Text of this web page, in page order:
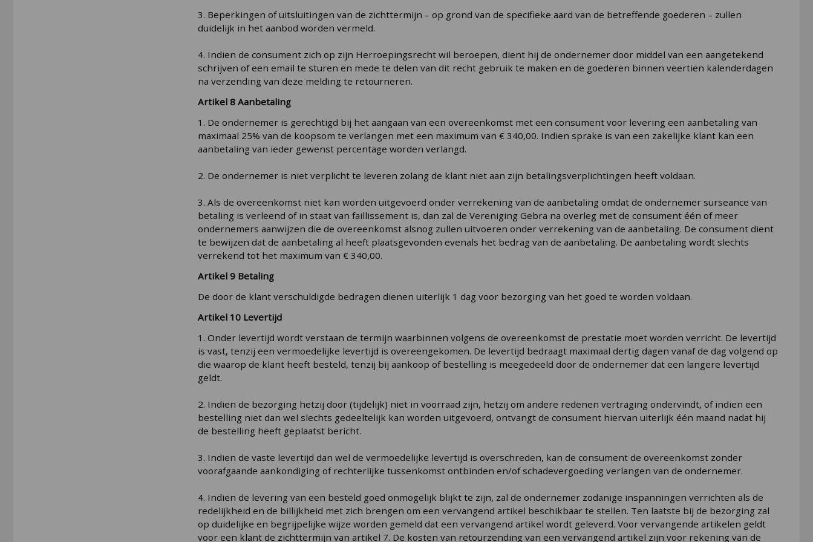
3. Beperkingen of uitsluitingen van de zichttermijn – op grond van de specifieke aard van de betreffende goederen – zullen
duidelijk in het aanbod worden vermeld.
4. Indien de consument zich op zijn Herroepingsrecht wil beroepen, dient hij de ondernemer door middel van een aangetekend
schrijven of een email te sturen en mede te delen van dit recht gebruik te maken en de goederen binnen veertien kalenderdagen
na verzending van deze melding te retourneren.
Artikel 8 Aanbetaling
1. De ondernemer is gerechtigd bij het aangaan van een overeenkomst met een consument voor levering een aanbetaling van
maximaal 25% van de koopsom te verlangen met een maximum van € 340,00. Indien sprake is van een zakelijke klant kan een
aanbetaling van ieder gewenst percentage worden verlangd.
2. De ondernemer is niet verplicht te leveren zolang de klant niet aan zijn betalingsverplichtingen heeft voldaan.
3. Als de overeenkomst niet kan worden uitgevoerd onder verrekening van de aanbetaling omdat de ondernemer surseance van
betaling is verleend of in staat van faillissement is, dan zal de Vereniging Gebra na overleg met de consument één of meer
ondernemers aanwijzen die de overeenkomst alsnog zullen uitvoeren onder verrekening van de aanbetaling. De consument dient
te bewijzen dat de aanbetaling al heeft plaatsgevonden evenals het bedrag van de aanbetaling. De aanbetaling wordt slechts
verrekend tot het maximum van € 340,00.
Artikel 9 Betaling
De door de klant verschuldigde bedragen dienen uiterlijk 1 dag voor bezorging van het goed te worden voldaan.
Artikel 10 Levertijd
1. Onder levertijd wordt verstaan de termijn waarbinnen volgens de overeenkomst de prestatie moet worden verricht. De levertijd
is vast, tenzij een vermoedelijke levertijd is overeengekomen. De levertijd bedraagt maximaal dertig dagen vanaf de dag volgend op
die waarop de klant heeft besteld, tenzij bij aankoop of bestelling is meegedeeld door de ondernemer dat een langere levertijd
geldt.
2. Indien de bezorging hetzij door (tijdelijk) niet in voorraad zijn, hetzij om andere redenen vertraging ondervindt, of indien een
bestelling niet dan wel slechts gedeeltelijk kan worden uitgevoerd, ontvangt de consument hiervan uiterlijk één maand nadat hij
de bestelling heeft geplaatst bericht.
3. Indien de vaste levertijd dan wel de vermoedelijke levertijd is overschreden, kan de consument de overeenkomst zonder
voorafgaande aankondiging of rechterlijke tussenkomst ontbinden en/of schadevergoeding verlangen van de ondernemer.
4. Indien de levering van een besteld goed onmogelijk blijkt te zijn, zal de ondernemer zodanige inspanningen verrichten als de
redelijkheid en de billijkheid met zich brengen om een vervangend artikel beschikbaar te stellen. Ten laatste bij de bezorging zal
op duidelijke en begrijpelijke wijze worden gemeld dat een vervangend artikel wordt geleverd. Voor vervangende artikelen geldt
voor een klant de zichttermijn van artikel 7. De kosten van retourzending van een vervangend artikel zijn voor rekening van de